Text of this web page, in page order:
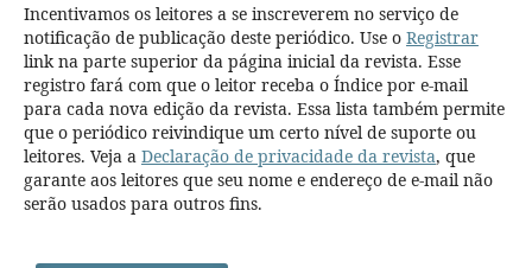
Incentivamos os leitores a se inscreverem no serviço de
notificação de publicação deste periódico. Use o Registrar
link na parte superior da página inicial da revista. Esse
registro fará com que o leitor receba o Índice por e-mail
para cada nova edição da revista. Essa lista também permite
que o periódico reivindique um certo nível de suporte ou
leitores. Veja a Declaração de privacidade da revista, que
garante aos leitores que seu nome e endereço de e-mail não
serão usados para outros fins.